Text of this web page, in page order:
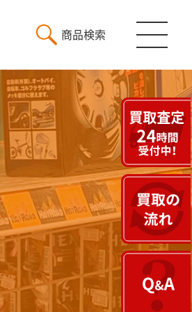
商品検索